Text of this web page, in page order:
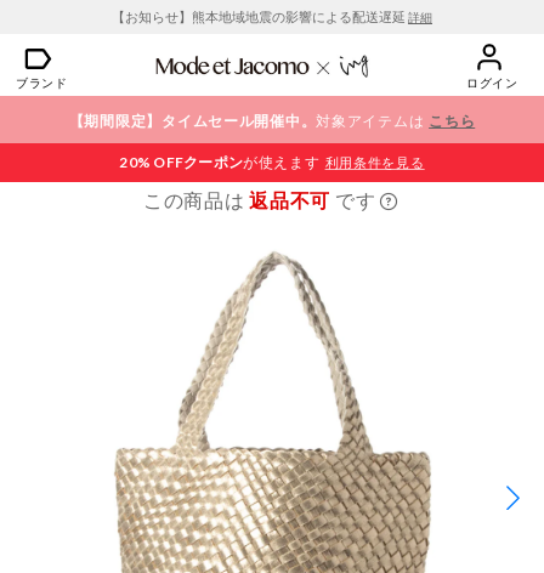
【お知らせ】熊本地域地震の影響による配送遅延 詳細
ブランド ログイン
【期間限定】タイムセール開催中。対象アイテムは こちら
20% OFFクーポンが使えます 利用条件を見る
この商品は返品不可 です